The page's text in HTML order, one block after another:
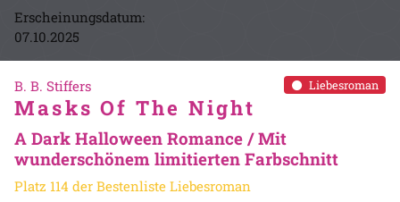
Erscheinungsdatum:
07.10.2025
Liebesroman
B. B. Stiffers
Masks Of The Night
A Dark Halloween Romance / Mit
wunderschönem limitierten Farbschnitt
Platz 114 der Bestenliste Liebesroman